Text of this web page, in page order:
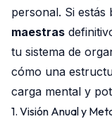
personal. Si estás
maestras
tu sistema de
cómo una
carga mental y
1. Visión Anual y